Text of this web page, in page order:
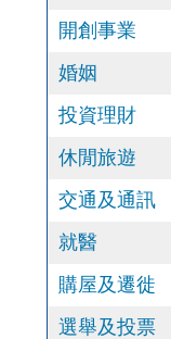
開創事業
婚姻
投資理財
休閒旅遊
交通及通訊
就醫
購屋及遷徙
選舉及投票